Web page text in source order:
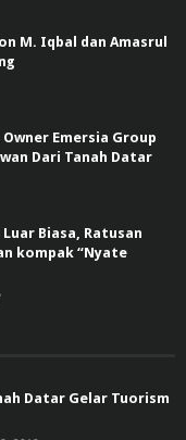
M. Iqbal dan Amasrul
Owner Emersia Group
Dari Tanah Datar
Biasa, Ratusan
kompak “Nyate
Datar Gelar Tuorism